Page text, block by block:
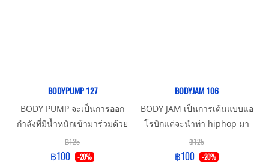
BODYPUMP 127
BODY PUMP จะเป็นการออก
กำลังที่มีน้ำหนักเข้ามาร่วมด้วย
โดยจะใช้ bar bell แผ่นน้ำหนัก
และstep โดยจะออกกำลังกาย
฿125
฿100 -20%
BODYJAM 106
BODY JAM เป็นการเต้นแบบแอ
โรบิกแต่จะนำท่า hiphop มา
ผสมในการเต้น จะเหมาะ
สำหรับวัยรุ่น
฿125
฿100 -20%